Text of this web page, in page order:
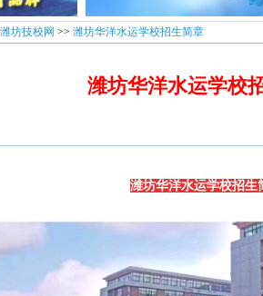
潍坊技校网 >> 潍坊华洋水运学校招生简章
潍坊华洋水运学校
潍坊华洋水运学校招生